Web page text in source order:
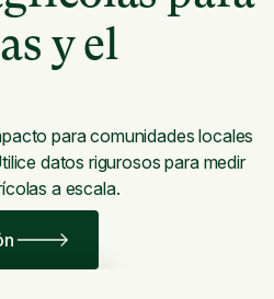
y el
para comunidades locales
datos rigurosos para medir
a escala.